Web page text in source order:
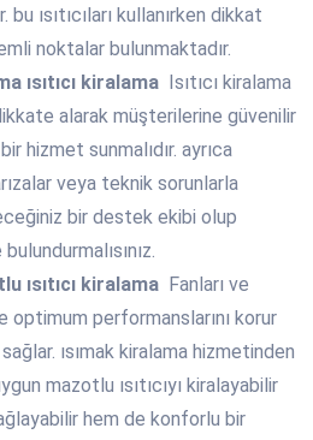
ısıtıcıları kullanırken dikkat
noktalar bulunmaktadır.
ısıtıcı kiralama Isıtıcı kiralama
alarak müşterilerine güvenilir
hizmet sunmalıdır. ayrıca
veya teknik sorunlarla
bir destek ekibi olup
ısıtıcı kiralama Fanları ve
optimum performanslarını korur
ısımak kiralama hizmetinden
mazotlu ısıtıcıyı kiralayabilir
hem de konforlu bir